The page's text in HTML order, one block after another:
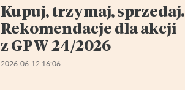
Kupuj, trzymaj, sprzedaj.
Rekomendacje dla akcji
z GPW 24/2026
2026-06-12 16:06